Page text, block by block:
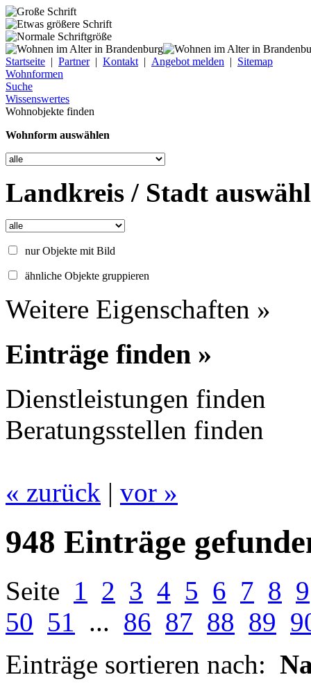
Startseite | Partner| Kontakt | Angebot melden | Sitemap
Wohnformen
Suche
Wissenswertes
Wohnobjekte finden
Wohnform auswählen
Landkreis / Stadt
nur Objekte mit Bild
ähnliche Objekte gruppieren
Weitere Eigenschaften »
Einträge finden »
Dienstleistungen finden
Beratungsstellen finden
« zurück | vor »
948 Einträge
Seite 1 2 3 4 5 6 7 8 9
50 51 ... 86 87 88 89
Einträge sortieren nach: